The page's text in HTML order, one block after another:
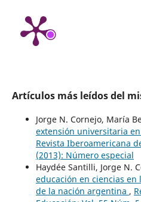
Artículos más leídos del
Jorge N. Cornejo, María
extensión universitaria
Revista Iberoamericana
(2013): Número especial
Haydée Santilli, Jorge N.
educación en ciencias
de la nación argentina ,